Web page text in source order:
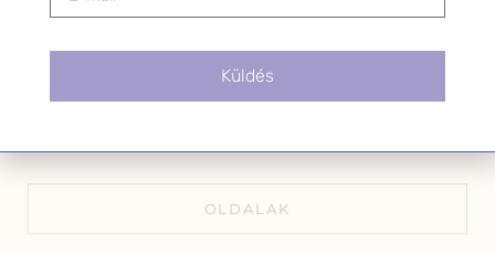
A hírlevélről bármikor
linkre kattintva.
OLDALAK
Küldés